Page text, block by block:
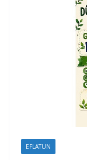
EFLATUN